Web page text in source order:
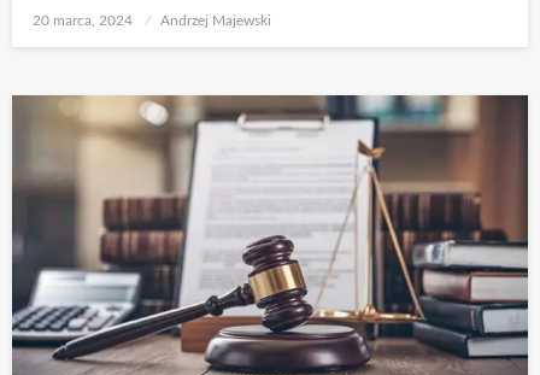
Opublikowane
20 marca, 2024 Andrzej Majewski